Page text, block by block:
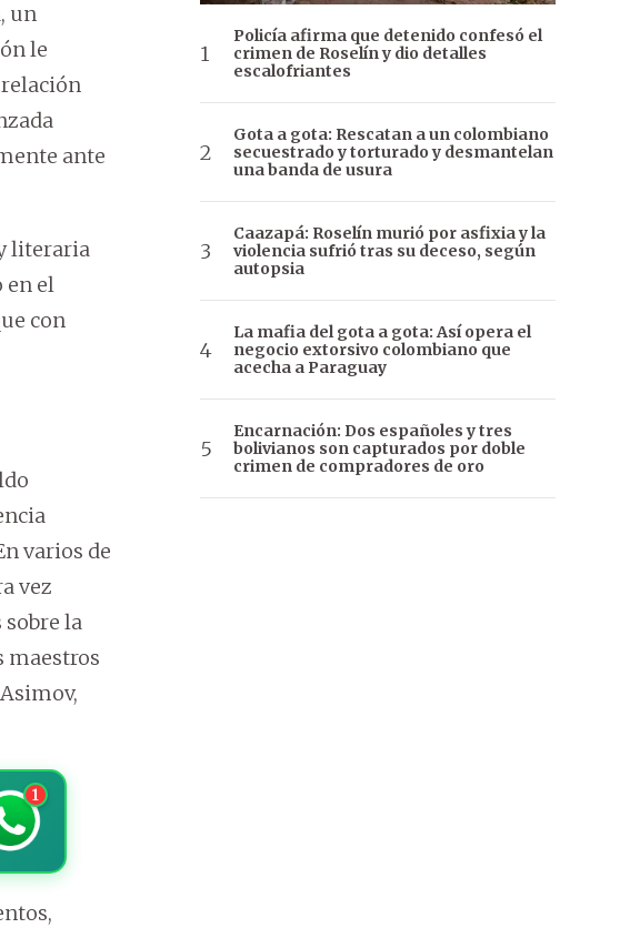
un
le
ante
literaria
en el
con
varios de
vez
sobre la
maestros
1
Policía afirma que detenido confesó el
crimen de Roselín y dio detalles
escalofriantes
Gota a gota: Rescatan a un colombiano
secuestrado y torturado y desmantelan
una banda de usura
Caazapá: Roselín murió por asfixia y la
violencia sufrió tras su deceso, según
autopsia
La mafia del gota a gota: Así opera el
negocio extorsivo colombiano que
acecha a Paraguay
Encarnación: Dos españoles y tres
bolivianos son capturados por doble
crimen de compradores de oro